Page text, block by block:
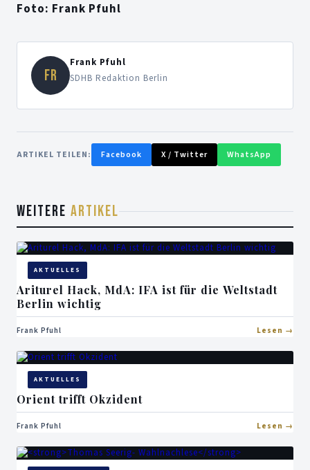
Foto: Frank Pfuhl
FR
Frank Pfuhl
SDHB Redaktion Berlin
ARTIKEL TEILEN: Facebook X / Twitter WhatsApp
WEITERE ARTIKEL
AKTUELLES
Ariturel Hack, MdA: IFA ist für die Weltstadt
Berlin wichtig
Frank Pfuhl Lesen
AKTUELLES
Orient trifft Okzident
Frank Pfuhl Lesen